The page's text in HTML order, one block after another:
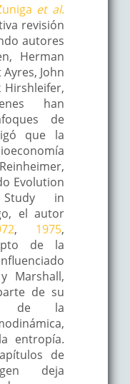
et al.
revisión
autores
Herman
John
Hirshleifer,
han
de
que la
Evolution
in
el autor
, 1975,
de la
Marshall,
de su
de la
entropía.
de
deja